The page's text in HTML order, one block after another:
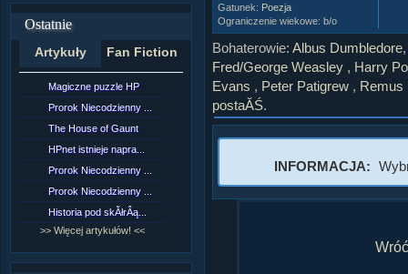
Godryk Gryffindor
Helga Hufflepuff
Inne
James Potter
James Syriusz Potter
Lily Evans
Lily Luna Potter
Lord Voldemort
Lucjusz Malfoy
Luna Lovegood
Minerwa MacGonagall
Neville Longbottom
Nimfadora Tonks
Ostatnie
Artykuły Fan Fiction
Magiczne puzzle HP
Prorok Niecodzienny ...
The House of Gaunt
HPnet istnieje napra...
Prorok Niecodzienny ...
Prorok Niecodzienny ...
Historia pod skĂłrÂą...
>> Więcej artykułów! <<
[NZ]RozdziaÂł 10 cz...
[NZ]RozdziaÂł 10 cz...
[NZ]RozdziaÂł 9 cz....
[NZ]RozdziaÂł 9 cz....
Gatunek: Poezja
Ograniczenie wiekowe: b/o
Bohaterowie: Albus Dumbledore,
Fred/George Weasley , Harry
Evans , Peter Patigrew , Remus
postaĂŚ.
INFORMACJA: